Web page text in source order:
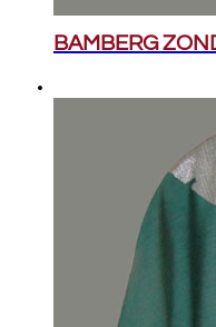
BAMBERG